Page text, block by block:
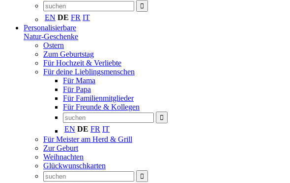
EN DE FR IT
Personalisierbare
Natur-Geschenke
Ostern
Zum Geburtstag
Für Hochzeit & Verliebte
Für deine Lieblingsmenschen
Für Mama
Für Papa
Für Familienmitglieder
Für Freunde & Kollegen
EN DE FR IT
Für Meister am Herd & Grill
Zur Geburt
Weihnachten
Glückwunschkarten